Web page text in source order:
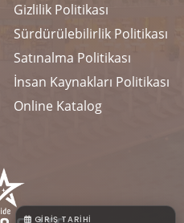
Gizlilik Politikası
Sürdürülebilirlik Politikası
Satınalma Politikası
İnsan Kaynakları Politikası
Online Katalog
GIRIŞ TARIHI